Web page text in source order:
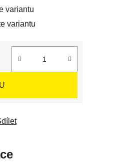
variantu
variantu